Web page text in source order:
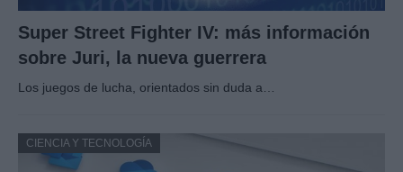
Super Street Fighter IV: más información
sobre Juri, la nueva guerrera
Los juegos de lucha, orientados sin duda a…
CIENCIA Y TECNOLOGÍA